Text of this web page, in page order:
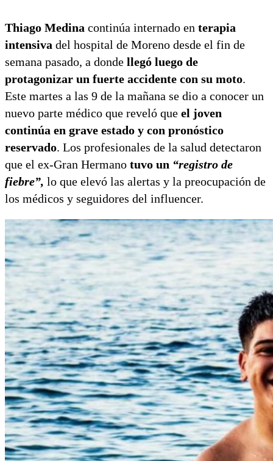
Thiago Medina continúa internado en terapia
intensiva del hospital de Moreno desde el fin de
semana pasado, a donde llegó luego de
protagonizar un fuerte accidente con su moto.
Este martes a las 9 de la mañana se dio a conocer un
nuevo parte médico que reveló que el joven
continúa en grave estado y con pronóstico
reservado. Los profesionales de la salud detectaron
que el ex-Gran Hermano tuvo un “registro de
fiebre”, lo que elevó las alertas y la preocupación de
los médicos y seguidores del influencer.